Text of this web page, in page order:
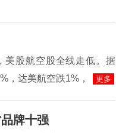
美股航空股全线走低。据
，达美航空跌1%，
更多
牌十强